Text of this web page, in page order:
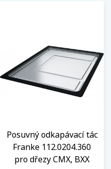
Posuvný odkapávací tác
Franke 112.0204.360
pro dřezy CMX, BXX